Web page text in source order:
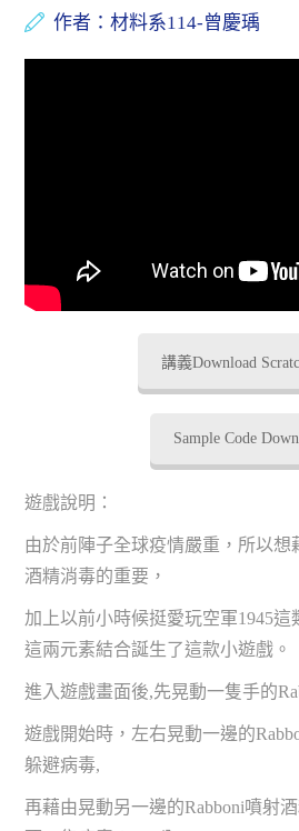
作者：材料系114-曾慶瑀
講義Download
Sample Code
遊戲說明：
由於前陣子全球疫情嚴重，所以
酒精消毒的重要，
加上以前小時候挺愛玩空軍1945
這兩元素結合誕生了這款小遊戲。
進入遊戲畫面後,先晃動一隻手的
遊戲開始時，左右晃動一邊的
躲避病毒,
再藉由晃動另一邊的Rabboni噴射